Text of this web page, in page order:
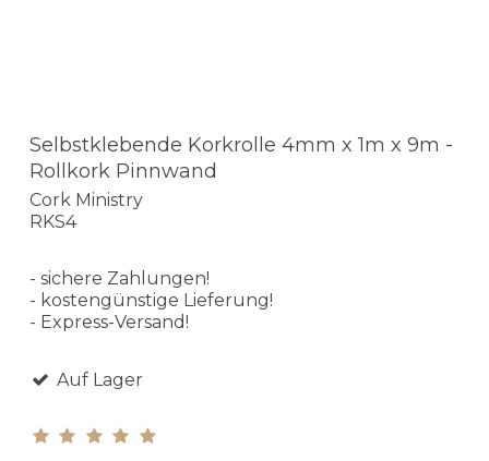
Selbstklebende Korkrolle 4mm x 1m x 9m -
Rollkork Pinnwand
Cork Ministry
RKS4
- sichere Zahlungen!
- kostengünstige Lieferung!
- Express-Versand!
Auf Lager